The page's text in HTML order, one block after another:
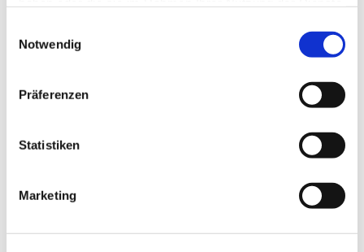
Notwendig
Präferenzen
Statistiken
Marketing